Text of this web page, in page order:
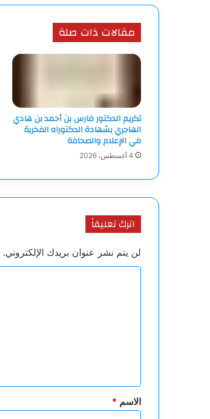
مقالات ذات صلة
تكريم الدكتور فارس بن أحمد بن هادي
الهاجري بشهادة الدكتوراه الفخرية
في الإعلام والصحافة
4 أغسطس، 2026
اترك تعليقاً
لن يتم نشر عنوان بريدك الإلكتروني.
*
الاسم *